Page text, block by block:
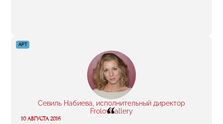
полезны контакты, например, выход на
Андрея Фирсова (генеральный директор
бюро ресторанного консалтинга RestIdea,
преподаватель факультета «Менеджмент в
ресторанном бизнесе и клубной
индустрии»), который очень помог на
АРТ
Севиль Набиева, исполнительный директор
FrolovGallery
10 АВГУСТА 2016